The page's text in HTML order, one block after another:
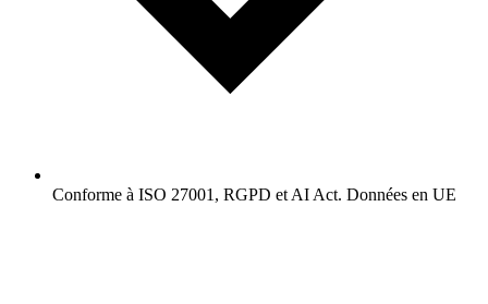
Conforme à ISO 27001, RGPD et AI Act. Données en UE